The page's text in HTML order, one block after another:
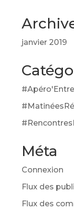
janvier 2019
Méta
Connexion
Flux des
Flux des